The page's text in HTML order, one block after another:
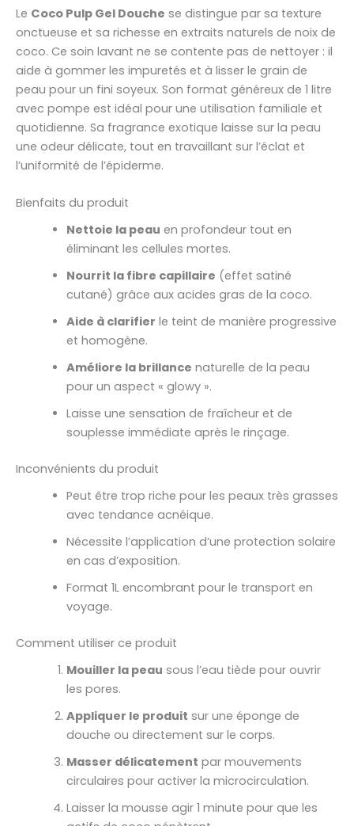
Le Coco Pulp Gel Douche se distingue par sa texture
onctueuse et sa richesse en extraits naturels de noix de
coco. Ce soin lavant ne se contente pas de nettoyer : il
aide à gommer les impuretés et à lisser le grain de
peau pour un fini soyeux. Son format généreux de 1 litre
avec pompe est idéal pour une utilisation familiale et
quotidienne. Sa fragrance exotique laisse sur la peau
une odeur délicate, tout en travaillant sur l’éclat et
l’uniformité de l’épiderme.
Bienfaits du produit
Nettoie la peau en profondeur tout en
éliminant les cellules mortes.
Nourrit la fibre capillaire (effet satiné
cutané) grâce aux acides gras de la coco.
Aide à clarifier le teint de manière progressive
et homogène.
Améliore la brillance naturelle de la peau
pour un aspect « glowy ».
Laisse une sensation de fraîcheur et de
souplesse immédiate après le rinçage.
Inconvénients du produit
Peut être trop riche pour les peaux très grasses
avec tendance acnéique.
Nécessite l’application d’une protection solaire
en cas d’exposition.
Format 1L encombrant pour le transport en
voyage.
Comment utiliser ce produit
Mouiller la peau sous l’eau tiède pour ouvrir
les pores.
Appliquer le produit sur une éponge de
douche ou directement sur le corps.
Masser délicatement par mouvements
circulaires pour activer la microcirculation.
Laisser la mousse agir 1 minute pour que les